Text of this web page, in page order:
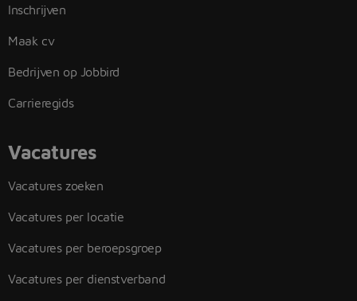
Inschrijven
Maak cv
Bedrijven op Jobbird
Carrieregids
Vacatures
Vacatures zoeken
Vacatures per locatie
Vacatures per beroepsgroep
Vacatures per dienstverband